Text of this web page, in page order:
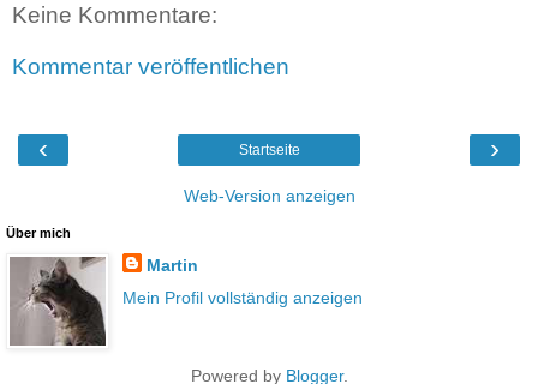
Keine Kommentare:
Kommentar veröffentlichen
‹ ›
Startseite
Web-Version anzeigen
Über mich
Martin
Mein Profil vollständig anzeigen
Powered by Blogger.